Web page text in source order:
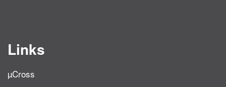
Links
µCross